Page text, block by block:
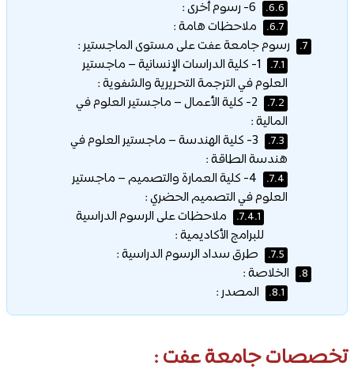
6.6.
6.7. ملاحظات هامة :
7. رسوم جامعة عفت على مستوى الماجستير :
7.1.
1- كلية الدراسات الإنسانية – ماجستير
العلوم في الترجمة التحريرية والشفوية :
7.2.
2- كلية الأعمال – ماجستير العلوم في
المالية :
7.3.
3- كلية الهندسة – ماجستير العلوم في
هندسة الطاقة :
7.4.
4- كلية العمارة والتصميم – ماجستير
العلوم في التصميم الحضري :
7.4.1.
ملاحظات على الرسوم الدراسية
للبرامج الأكاديمية :
7.5. طرق سداد الرسوم الدراسية :
8. الخلاصة :
8.1. المصدر :
تخصصات جامعة عفت :